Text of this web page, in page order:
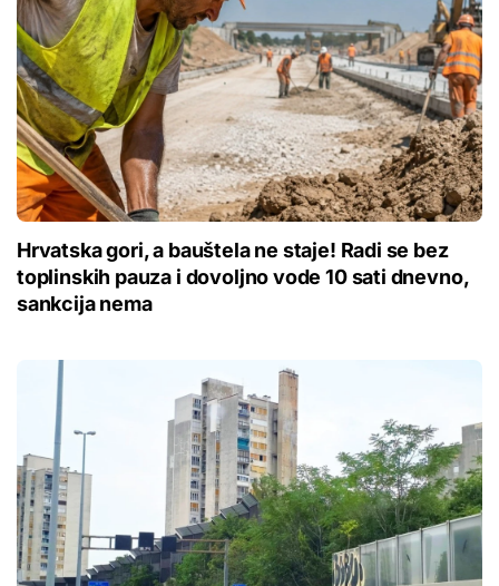
Hrvatska gori, a bauštela ne staje! Radi se bez
toplinskih pauza i dovoljno vode 10 sati dnevno,
sankcija nema